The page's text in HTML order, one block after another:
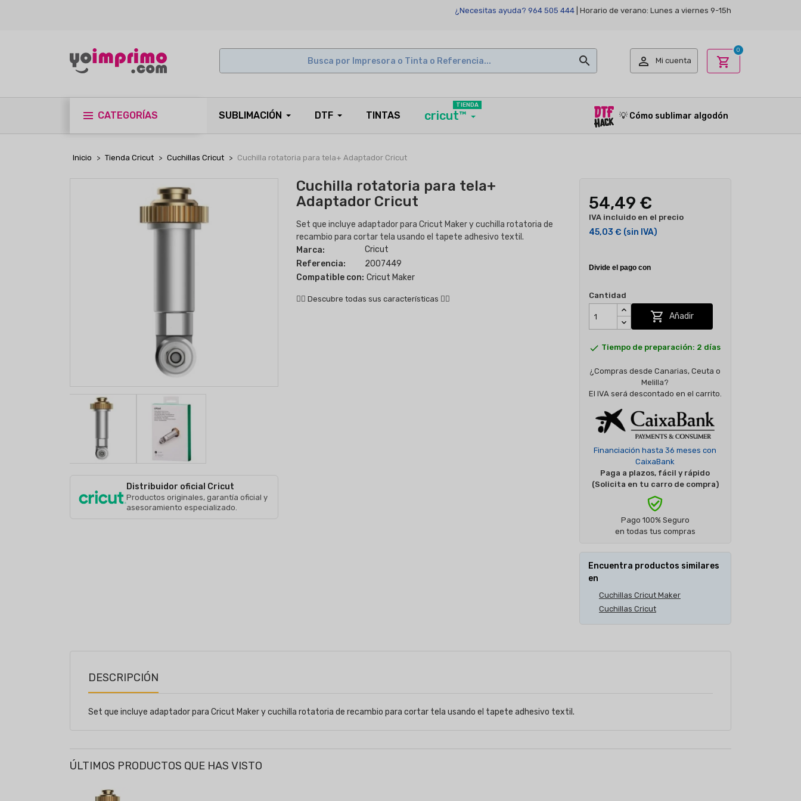
¿Necesitas ayuda? 964 505 444 | Horario de verano: Lunes a viernes 9-15h
  Mi cuenta shopping_cart
0
CATEGORÍAS SUBLIMACIÓN DTF TINTAS cricut™
TIENDA
💡 Cómo sublimar algodón
Inicio Tienda Cricut Cuchillas Cricut Cuchilla rotatoria para tela+ Adaptador Cricut
Distribuidor oficial Cricut
Productos originales, garantía oficial y
asesoramiento especializado.
Cuchilla rotatoria para tela+
Adaptador Cricut
Set que incluye adaptador para Cricut Maker y cuchilla rotatoria de
recambio para cortar tela usando el tapete adhesivo textil.
Marca:
Cricut
Referencia:
2007449
Compatible con: Cricut Maker
👇🏻 Descubre todas sus características 👇🏻
54,49 €
45,03 € (sin IVA)
IVA incluido en el precio
Cantidad
 Añadir
 Tiempo de preparación: 2 días
¿Compras desde Canarias, Ceuta o
Melilla?
El IVA será descontado en el carrito.
Financiación hasta 36 meses con
CaixaBank
Paga a plazos, fácil y rápido
(Solicita en tu carro de compra)
Pago 100% Seguro
en todas tus compras
Encuentra productos similares
en
Cuchillas Cricut Maker
Cuchillas Cricut
DESCRIPCIÓN
Set que incluye adaptador para Cricut Maker y cuchilla rotatoria de recambio para cortar tela usando el tapete adhesivo textil.
ÚLTIMOS PRODUCTOS QUE HAS VISTO